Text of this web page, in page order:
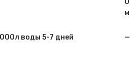
воды 5-7 дней —